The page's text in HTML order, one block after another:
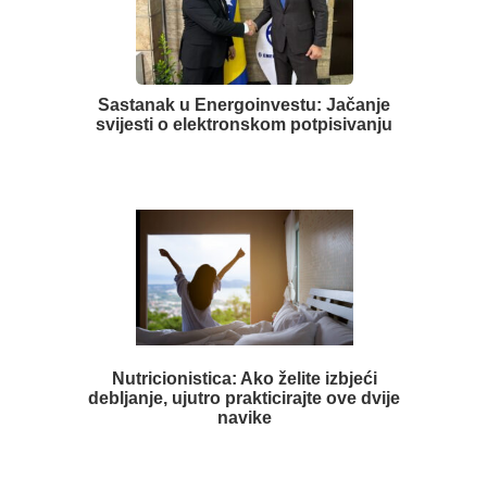
Sastanak u Energoinvestu: Jačanje
svijesti o elektronskom potpisivanju
Nutricionistica: Ako želite izbjeći
debljanje, ujutro prakticirajte ove dvije
navike